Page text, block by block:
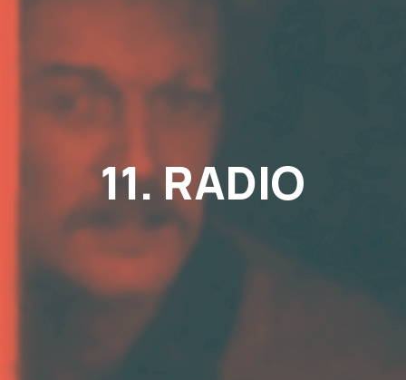
11. RADIO